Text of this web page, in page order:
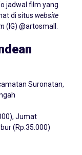
jadwal film yang
di situs website
(IG) @artosmall.
Suronatan,
Jumat
(Rp.35.000)